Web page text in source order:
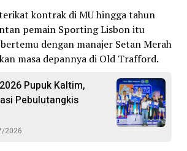
kontrak di MU hingga tahun
pemain Sporting Lisbon itu
dengan manajer Setan Merah
masa depannya di Old Trafford.
Pupuk Kaltim,
Pebulutangkis
2026